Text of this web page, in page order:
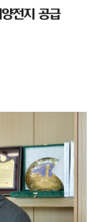
전지 공급